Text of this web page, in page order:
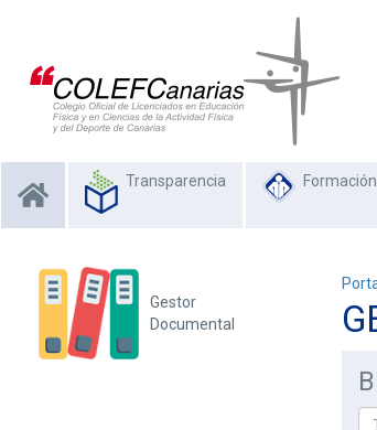
Transparencia Formación
Gestor
Documental